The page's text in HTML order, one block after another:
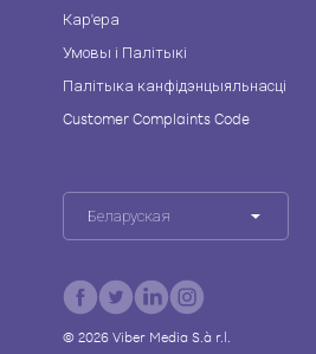
Кар'ера
Умовы і Палітыкі
Палітыка канфідэнцыяльнасці
Customer Complaints Code
Беларуская
© 2026Viber Media S.à r.l.